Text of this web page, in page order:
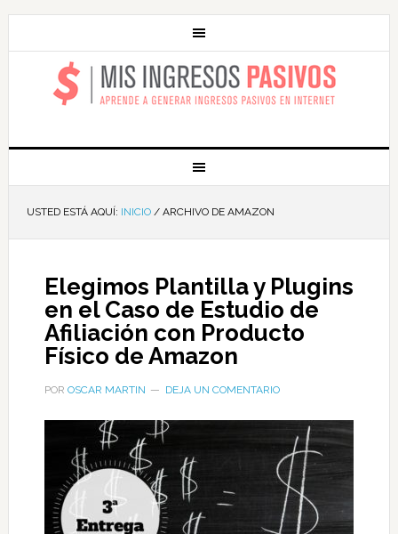
MIS INGRESOS
PASIVOS
USTED ESTÁ AQUÍ: INICIO /ARCHIVO DE AMAZON
Elegimos Plantilla y Plugins
en el Caso de Estudio de
Afiliación con Producto
Físico de Amazon
POR OSCAR MARTIN DEJA UN COMENTARIO